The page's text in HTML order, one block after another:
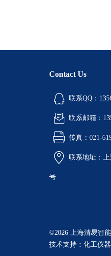
Contact Us
联系QQ：
联系邮箱：
传真：021-
联系地址：
号
©2026 上海清易智
技术支持： 化工仪器